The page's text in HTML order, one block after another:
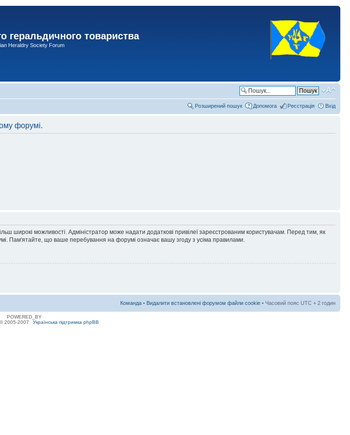
геральдичного товариства
Heraldry Society Forum
Розширений пошук Допомога Реєстрація Вхід
форумі.
широкі можливості. Адміністратор може надати додаткові привілеї зареєстрованим користувачам. Перед тим, як
Пам'ятайте, що ваше перебування на форумі означає вашу згоду з усіма правилами.
Команда • Видалити встановлені форумом файли cookie • Часовий пояс UTC + 2 годин
POWERED_BY
© 2005-2007
Українська підтримка phpBB